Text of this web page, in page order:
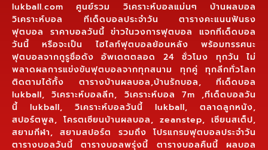
lukball.com ศูนย์รวม วิเคราะห์บอลแม่นๆ บ้านผลบอล
วิเคราะห์บอล ทีเด็ดบอลประจำวัน ตารางคะแนนฟันธง
ฟุตบอล ราคาบอลวันนี้ ข่าวในวงการฟุตบอล แจกทีเด็ดบอล
วันนี้ หรือจะเป็น ไฮไลท์ฟุตบอลย้อนหลัง พร้อมทรรศนะ
ฟุตบอลจากกูรูชื่อดัง อัพเดตตลอด 24 ชั่วโมง ทุกวัน ไม่
พลาดผลการแข่งขันฟุตบอลจากทุกสนาม ทุกคู่ ทุกลีกทั่วโลก
ติดตามได้ทั้ง ตารางบ้านผลบอล,บ้านรักบอล, ทีเด็ดบอล
lukball, วิเคราะห์บอลลีก, วิเคราะห์บอล 7m ,ทีเด็ดบอลวัน
นี้ lukball, วิเคราะห์บอลวันนี้ lukball, ตลาดลูกหนัง,
สปอร์ตพูล, โครตเซียนบ้านผลบอล, zeanstep, เซียนสเต็ป,
สยามกีฬา, สยามสปอร์ต รวมถึง โปรแกรมฟุตบอลประจำวัน
ตารางบอลวันนี้ ตารางบอลพรุ่งนี้ ตารางบอลคืนนี้ ผลบอล